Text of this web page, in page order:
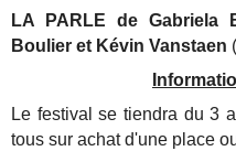
LA PARLE de Gabriela
Boulier et Kévin Vanstaen
Le festival se tiendra du 3
tous sur achat d'une place